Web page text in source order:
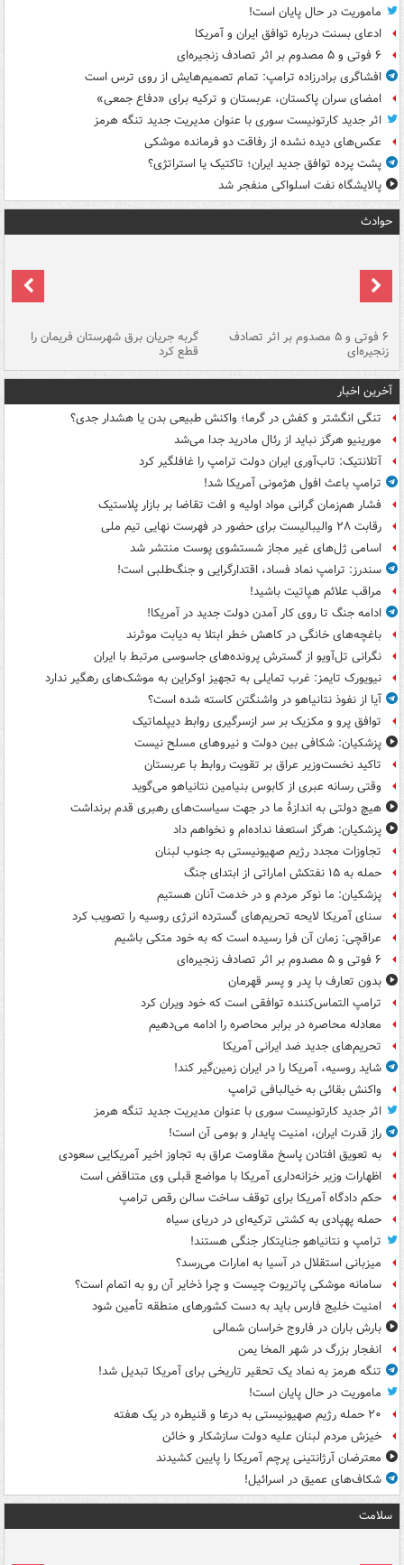
ماموریت در حال پایان است!
ادعای بسنت درباره توافق ایران و آمریکا
۶ فوتی و ۵ مصدوم بر اثر تصادف زنجیره‌ای
افشاگری برادرزاده ترامپ: تمام تصمیم‌هایش از روی ترس است
امضای سران پاکستان، عربستان و ترکیه برای «دفاع جمعی»
اثر جدید کارتونیست سوری با عنوان مدیریت جدید تنگه هرمز
عکس‌های دیده نشده از رفاقت دو فرمانده‌ موشکی
پشت پرده توافق جدید ایران؛ تاکتیک یا استراتژی؟
پالایشگاه نفت اسلواکی منفجر شد
حوادث
۶ فوتی و ۵ مصدوم بر اثر تصادف
زنجیره‌ای
گربه جریان برق شهرستان فریمان را
قطع کرد
آخرین اخبار
تنگی انگشتر و کفش در گرما؛ واکنش طبیعی بدن یا هشدار جدی؟
مورینیو هرگز نباید از رئال مادرید جدا می‌شد
آتلانتیک: تاب‌آوری ایران دولت ترامپ را غافلگیر کرد
ترامپ باعث افول هژمونی آمریکا شد!
فشار هم‌زمان گرانی مواد اولیه و افت تقاضا بر بازار پلاستیک
رقابت ۲۸ والیبالیست برای حضور در فهرست نهایی تیم ملی
اسامی ژل‌های غیر مجاز شستشوی پوست منتشر شد
سندرز: ترامپ نماد فساد، اقتدارگرایی و جنگ‌طلبی است!
مراقب علائم هپاتیت باشید!
ادامه جنگ تا روی کار آمدن دولت جدید در آمریکا!
باغچه‌های خانگی در کاهش خطر ابتلا به دیابت موثرند
نگرانی تل‌آویو از گسترش پرونده‌های جاسوسی مرتبط با ایران
نیویورک تایمز: غرب تمایلی به تجهیز اوکراین به موشک‌های رهگیر ندارد
آیا از نفوذ نتانیاهو در واشنگتن کاسته شده است؟
توافق پرو و مکزیک بر سر ازسرگیری روابط دیپلماتیک
پزشکیان: شکافی بین دولت و نیروهای مسلح نیست
تاکید نخست‌وزیر عراق بر تقویت روابط با عربستان
وقتی رسانه عبری از کابوس بنیامین نتانیاهو می‌گوید
هیچ دولتی به اندازۀ ما در جهت سیاست‌های رهبری قدم برنداشت
پزشکیان: هرگز استعفا نداده‌ام و نخواهم داد
تجاوزات مجدد رژیم صهیونیستی به جنوب لبنان
حمله به ۱۵ نفتکش‌ اماراتی از ابتدای جنگ
پزشکیان: ما نوکر مردم و در خدمت آنان هستیم
سنای آمریکا لایحه تحریم‌های گسترده انرژی روسیه را تصویب کرد
عراقچی: زمان آن فرا رسیده است که به خود متکی باشیم
۶ فوتی و ۵ مصدوم بر اثر تصادف زنجیره‌ای
بدون تعارف با پدر و پسر قهرمان
ترامپ التماس‌کننده توافقی است که خود ویران کرد
معادله محاصره در برابر محاصره را ادامه می‌دهیم
تحریم‌های جدید ضد ایرانی آمریکا
شاید روسیه، آمریکا را در ایران زمین‌گیر کند!
واکنش بقائی به خیالبافی ترامپ
اثر جدید کارتونیست سوری با عنوان مدیریت جدید تنگه هرمز
راز قدرت ایران، امنیت پایدار و بومی آن است!
به تعویق افتادن پاسخ مقاومت عراق به تجاوز اخیر آمریکایی سعودی
اظهارات وزیر خزانه‌داری آمریکا با مواضع قبلی وی متناقض است
حکم دادگاه آمریکا برای توقف ساخت سالن رقص ترامپ
حمله پهپادی به کشتی ترکیه‌ای در دریای سیاه
ترامپ و نتانیاهو جنایتکار جنگی هستند!
میزبانی استقلال در آسیا به امارات می‌رسد؟
سامانه موشکی پاتریوت چیست و چرا ذخایر آن رو به اتمام است؟
امنیت خلیج فارس باید به دست کشورهای منطقه تأمین شود
بارش باران در فاروج خراسان شمالی
انفجار بزرگ در شهر المخا یمن
تنگه هرمز به نماد یک تحقیر تاریخی برای آمریکا تبدیل شد!
ماموریت در حال پایان است!
۲۰ حمله رژیم صهیونیستی به درعا و قنیطره در یک هفته
خیزش مردم لبنان علیه دولت سازشکار و خائن
معترضان آرژانتینی پرچم آمریکا را پایین کشیدند
شکاف‌های عمیق در اسرائیل!
سلامت